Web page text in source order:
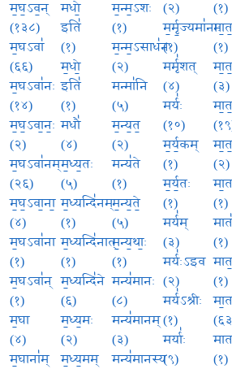
म॒घ॒ऽव॒न्
(१३८)
म॒घऽवा॑
(६६)
म॒घऽवा॑नः
(१४)
म॒घ॒ऽवा॒नः॒
(२)
म॒घऽवा॑नम्
(२६)
म॒घ॒ऽवा॒ना॒
(४)
म॒घऽवा॑ना
(१)
म॒घऽवा॑न्
(१)
म॒घा
(४)
म॒घाना॑म्
मधो॒
इति॑
(१)
म॒धो॒
इति॑
(१)
मधौ॑
(४)
म॒ध्य॒तः
(५)
म॒ध्यन्दि॑नम्
(१)
म॒ध्यन्दि॑नात्
(१)
म॒ध्यन्दि॑ने
(६)
म॒ध्य॒मः
(२)
म॒ध्य॒मम्
म॒न्म॒ऽशः
(१)
म॒न्म॒ऽसाध॑नः
(२)
मन्मा॑नि
(५)
म॒न्य॒त॒
(२)
मन्य॑ते
(१)
म॒न्य॒ते॒
(५)
म॒न्य॒थाः॒
(१)
मन्य॑मानः
(८)
मन्य॑मानम्
(३)
मन्य॑मानस्य
(२)
म॒र्मृ॒ज्यमा॑नाः
(१)
मर्मृ॑शत्
(४)
मर्यः॑
(१०)
म॒र्य॒कम्
(१)
म॒र्य॒तः
(१)
मर्य॑म्
(३)
मर्यः॑ऽइव
(२)
मर्य॑ऽश्रीः
(१)
मर्याः॑
(९)
(१)
(१)
(३)
(२)
(१)
(१)
(१)
(१)